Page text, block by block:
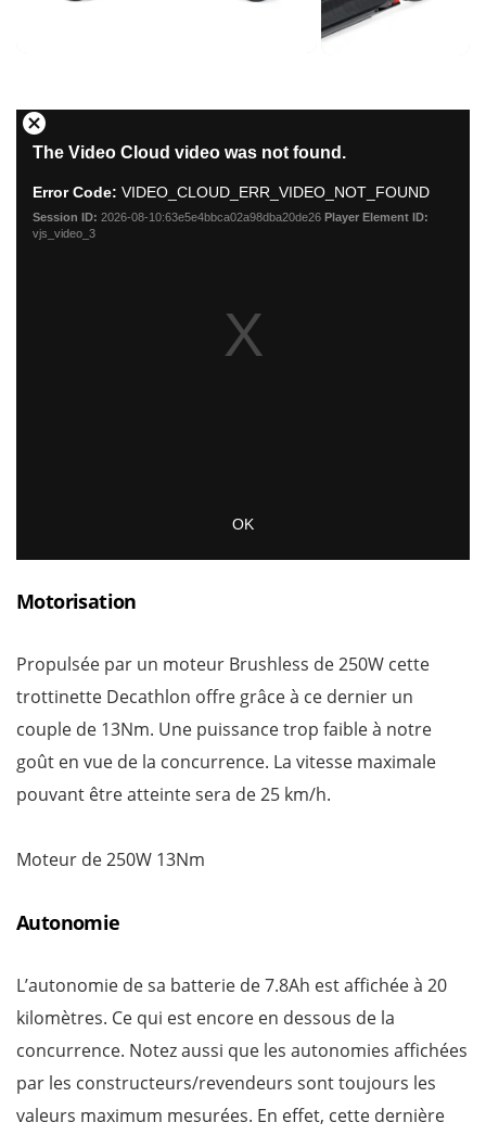
Motorisation
Propulsée par un moteur Brushless de 250W cette
trottinette Decathlon offre grâce à ce dernier un
couple de 13Nm. Une puissance trop faible à notre
goût en vue de la concurrence. La vitesse maximale
pouvant être atteinte sera de 25 km/h.
Moteur de 250W 13Nm
Autonomie
L’autonomie de sa batterie de 7.8Ah est affichée à 20
kilomètres. Ce qui est encore en dessous de la
concurrence. Notez aussi que les autonomies affichées
par les constructeurs/revendeurs sont toujours les
valeurs maximum mesurées. En effet, cette dernière